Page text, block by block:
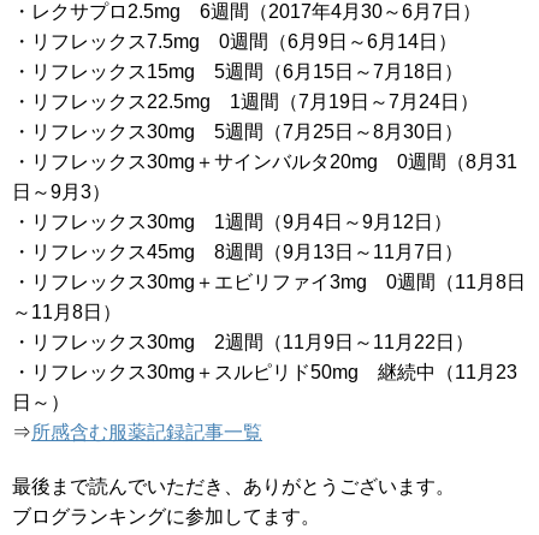
・レクサプロ2.5mg 6週間（2017年4月30～6月7日）
・リフレックス7.5mg 0週間（6月9日～6月14日）
・リフレックス15mg 5週間（6月15日～7月18日）
・リフレックス22.5mg 1週間（7月19日～7月24日）
・リフレックス30mg 5週間（7月25日～8月30日）
・リフレックス30mg＋サインバルタ20mg 0週間（8月31
日～9月3）
・リフレックス30mg 1週間（9月4日～9月12日）
・リフレックス45mg 8週間（9月13日～11月7日）
・リフレックス30mg＋エビリファイ3mg 0週間（11月8日
～11月8日）
・リフレックス30mg 2週間（11月9日～11月22日）
・リフレックス30mg＋スルピリド50mg 継続中（11月23
日～）
⇒所感含む服薬記録記事一覧
最後まで読んでいただき、ありがとうございます。
ブログランキングに参加してます。